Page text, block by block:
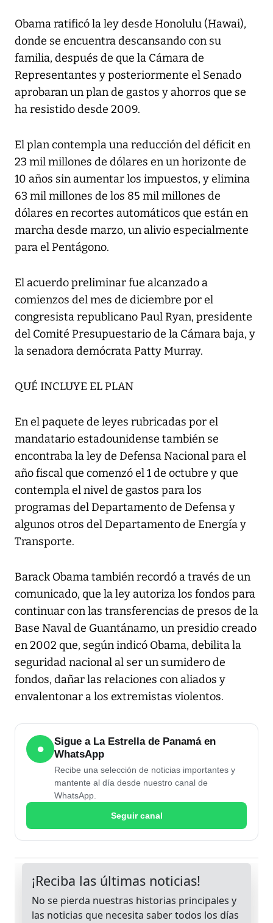
Obama ratificó la ley desde Honolulu (Hawai),
donde se encuentra descansando con su
familia, después de que la Cámara de
Representantes y posteriormente el Senado
aprobaran un plan de gastos y ahorros que se
ha resistido desde 2009.
El plan contempla una reducción del déficit en
23 mil millones de dólares en un horizonte de
10 años sin aumentar los impuestos, y elimina
63 mil millones de los 85 mil millones de
dólares en recortes automáticos que están en
marcha desde marzo, un alivio especialmente
para el Pentágono.
El acuerdo preliminar fue alcanzado a
comienzos del mes de diciembre por el
congresista republicano Paul Ryan, presidente
del Comité Presupuestario de la Cámara baja, y
la senadora demócrata Patty Murray.
QUÉ INCLUYE EL PLAN
En el paquete de leyes rubricadas por el
mandatario estadounidense también se
encontraba la ley de Defensa Nacional para el
año fiscal que comenzó el 1 de octubre y que
contempla el nivel de gastos para los
programas del Departamento de Defensa y
algunos otros del Departamento de Energía y
Transporte.
Barack Obama también recordó a través de un
comunicado, que la ley autoriza los fondos para
continuar con las transferencias de presos de la
Base Naval de Guantánamo, un presidio creado
en 2002 que, según indicó Obama, debilita la
seguridad nacional al ser un sumidero de
fondos, dañar las relaciones con aliados y
envalentonar a los extremistas violentos.
●
Sigue a La Estrella de Panamá en
WhatsApp
Recibe una selección de noticias importantes y
mantente al día desde nuestro canal de
WhatsApp.
Seguir canal